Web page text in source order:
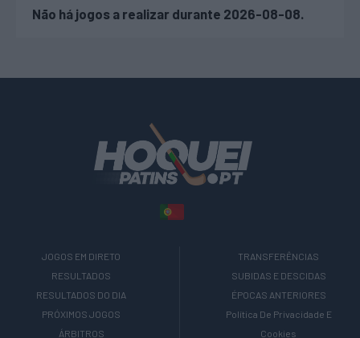
Não há jogos a realizar durante 2026-08-08.
JOGOS EM DIRETO
RESULTADOS
RESULTADOS DO DIA
PRÓXIMOS JOGOS
ÁRBITROS
TRANSFERÊNCIAS
SUBIDAS E DESCIDAS
ÉPOCAS ANTERIORES
Política De Privacidade E
Cookies